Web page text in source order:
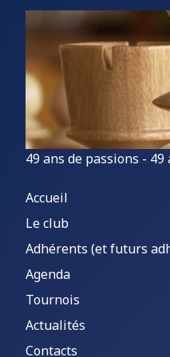
49 ans de passions -
Accueil
Le club
Adhérents (et futurs
Agenda
Tournois
Actualités
Contacts